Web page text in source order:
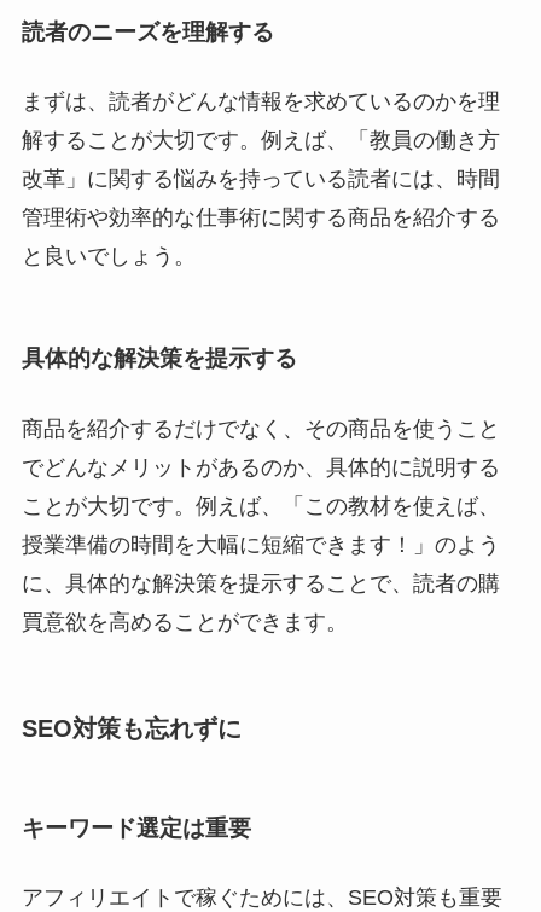
読者のニーズを理解する
まずは、読者がどんな情報を求めているのかを理
解することが大切です。例えば、「教員の働き方
改革」に関する悩みを持っている読者には、時間
管理術や効率的な仕事術に関する商品を紹介する
と良いでしょう。
具体的な解決策を提示する
商品を紹介するだけでなく、その商品を使うこと
でどんなメリットがあるのか、具体的に説明する
ことが大切です。例えば、「この教材を使えば、
授業準備の時間を大幅に短縮できます！」のよう
に、具体的な解決策を提示することで、読者の購
買意欲を高めることができます。
SEO対策も忘れずに
キーワード選定は重要
アフィリエイトで稼ぐためには、SEO対策も重要